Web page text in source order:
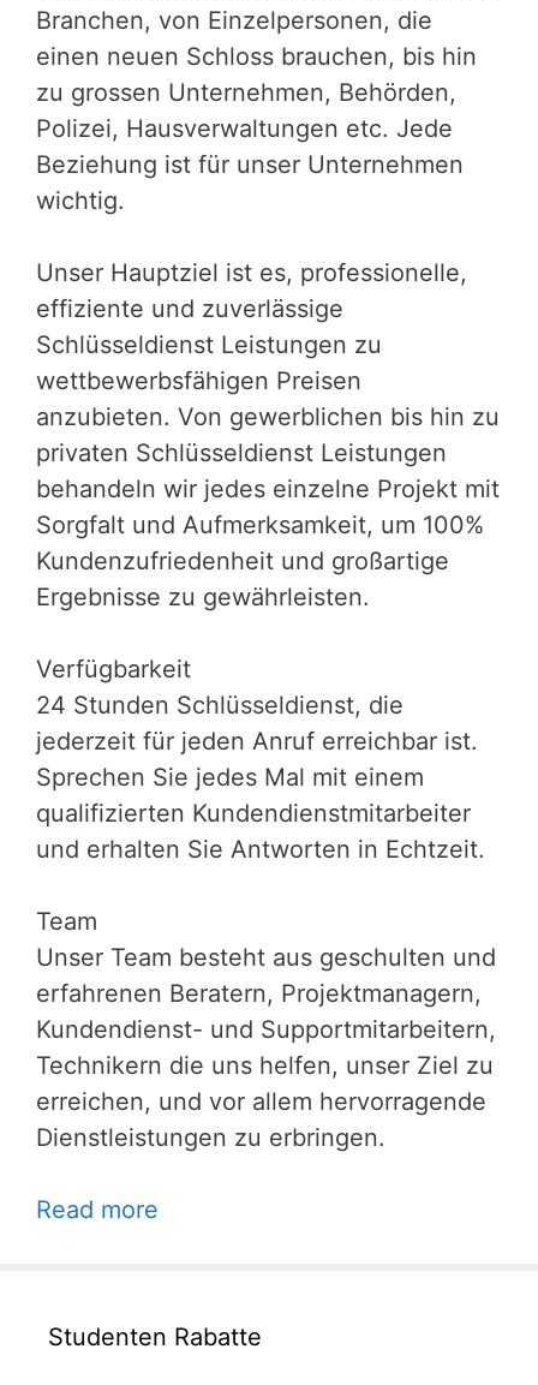
Branchen, von Einzelpersonen, die
einen neuen Schloss brauchen, bis hin
zu grossen Unternehmen, Behörden,
Polizei, Hausverwaltungen etc. Jede
Beziehung ist für unser Unternehmen
wichtig.
Unser Hauptziel ist es, professionelle,
effiziente und zuverlässige
Schlüsseldienst Leistungen zu
wettbewerbsfähigen Preisen
anzubieten. Von gewerblichen bis hin zu
privaten Schlüsseldienst Leistungen
behandeln wir jedes einzelne Projekt mit
Sorgfalt und Aufmerksamkeit, um 100%
Kundenzufriedenheit und großartige
Ergebnisse zu gewährleisten.
Verfügbarkeit
24 Stunden Schlüsseldienst, die
jederzeit für jeden Anruf erreichbar ist.
Sprechen Sie jedes Mal mit einem
qualifizierten Kundendienstmitarbeiter
und erhalten Sie Antworten in Echtzeit.
Team
Unser Team besteht aus geschulten und
erfahrenen Beratern, Projektmanagern,
Kundendienst- und Supportmitarbeitern,
Technikern die uns helfen, unser Ziel zu
erreichen, und vor allem hervorragende
Dienstleistungen zu erbringen.
Read more
Studenten Rabatte